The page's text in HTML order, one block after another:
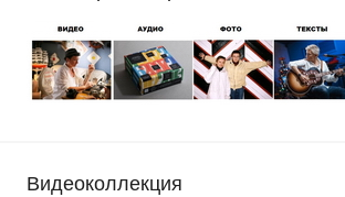
Видеоколлекция